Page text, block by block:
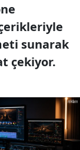
sunarak
çekiyor.